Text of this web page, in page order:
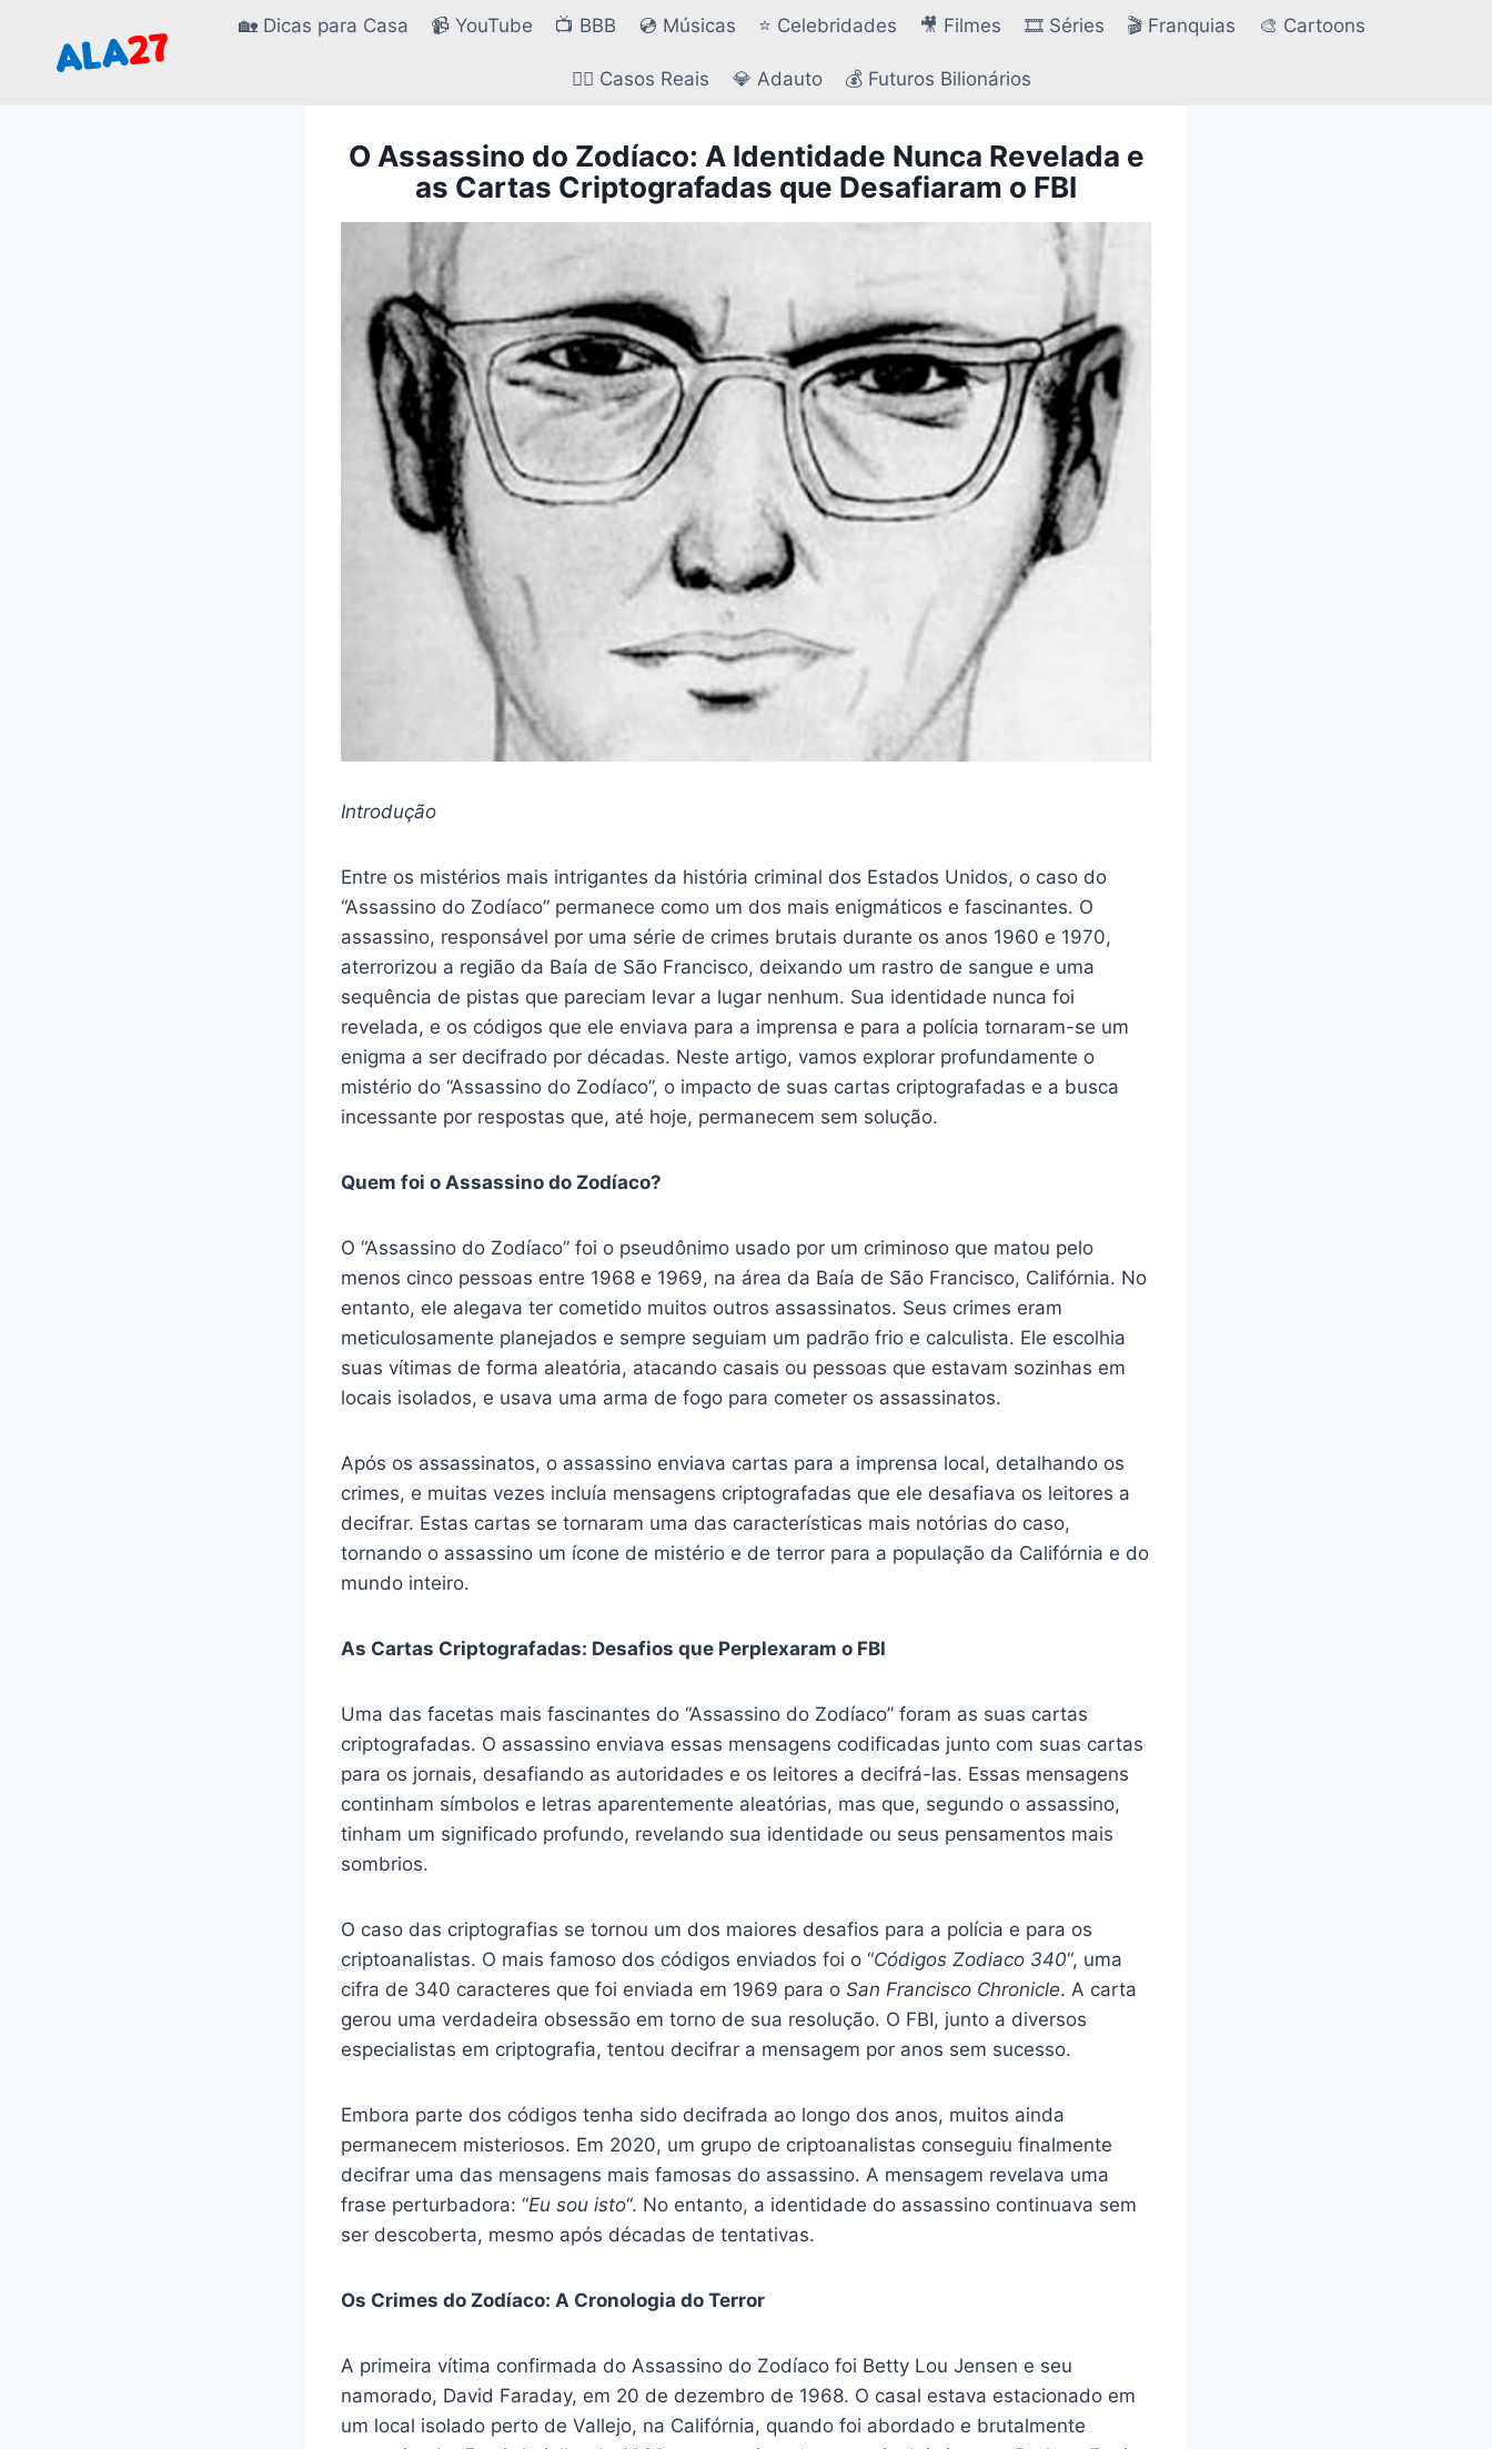
🏡 Dicas para Casa 📹 YouTube 📺 BBB 💿 Músicas ⭐ Celebridades 🎥 Filmes 🎞️ Séries 🎬 Franquias 🎨 Cartoons
🕵️‍♂️ Casos Reais 💎 Adauto 💰 Futuros Bilionários
O Assassino do Zodíaco: A Identidade Nunca Revelada e
as Cartas Criptografadas que Desafiaram o FBI
Introdução
Entre os mistérios mais intrigantes da história criminal dos Estados Unidos, o caso do
“Assassino do Zodíaco” permanece como um dos mais enigmáticos e fascinantes. O
assassino, responsável por uma série de crimes brutais durante os anos 1960 e 1970,
aterrorizou a região da Baía de São Francisco, deixando um rastro de sangue e uma
sequência de pistas que pareciam levar a lugar nenhum. Sua identidade nunca foi
revelada, e os códigos que ele enviava para a imprensa e para a polícia tornaram-se um
enigma a ser decifrado por décadas. Neste artigo, vamos explorar profundamente o
mistério do “Assassino do Zodíaco”, o impacto de suas cartas criptografadas e a busca
incessante por respostas que, até hoje, permanecem sem solução.
Quem foi o Assassino do Zodíaco?
O “Assassino do Zodíaco” foi o pseudônimo usado por um criminoso que matou pelo
menos cinco pessoas entre 1968 e 1969, na área da Baía de São Francisco, Califórnia. No
entanto, ele alegava ter cometido muitos outros assassinatos. Seus crimes eram
meticulosamente planejados e sempre seguiam um padrão frio e calculista. Ele escolhia
suas vítimas de forma aleatória, atacando casais ou pessoas que estavam sozinhas em
locais isolados, e usava uma arma de fogo para cometer os assassinatos.
Após os assassinatos, o assassino enviava cartas para a imprensa local, detalhando os
crimes, e muitas vezes incluía mensagens criptografadas que ele desafiava os leitores a
decifrar. Estas cartas se tornaram uma das características mais notórias do caso,
tornando o assassino um ícone de mistério e de terror para a população da Califórnia e do
mundo inteiro.
As Cartas Criptografadas: Desafios que Perplexaram o FBI
Uma das facetas mais fascinantes do “Assassino do Zodíaco” foram as suas cartas
criptografadas. O assassino enviava essas mensagens codificadas junto com suas cartas
para os jornais, desafiando as autoridades e os leitores a decifrá-las. Essas mensagens
continham símbolos e letras aparentemente aleatórias, mas que, segundo o assassino,
tinham um significado profundo, revelando sua identidade ou seus pensamentos mais
sombrios.
O caso das criptografias se tornou um dos maiores desafios para a polícia e para os
criptoanalistas. O mais famoso dos códigos enviados foi o “Códigos Zodiaco 340“, uma
cifra de 340 caracteres que foi enviada em 1969 para o San Francisco Chronicle. A carta
gerou uma verdadeira obsessão em torno de sua resolução. O FBI, junto a diversos
especialistas em criptografia, tentou decifrar a mensagem por anos sem sucesso.
Embora parte dos códigos tenha sido decifrada ao longo dos anos, muitos ainda
permanecem misteriosos. Em 2020, um grupo de criptoanalistas conseguiu finalmente
decifrar uma das mensagens mais famosas do assassino. A mensagem revelava uma
frase perturbadora: “Eu sou isto“. No entanto, a identidade do assassino continuava sem
ser descoberta, mesmo após décadas de tentativas.
Os Crimes do Zodíaco: A Cronologia do Terror
A primeira vítima confirmada do Assassino do Zodíaco foi Betty Lou Jensen e seu
namorado, David Faraday, em 20 de dezembro de 1968. O casal estava estacionado em
um local isolado perto de Vallejo, na Califórnia, quando foi abordado e brutalmente